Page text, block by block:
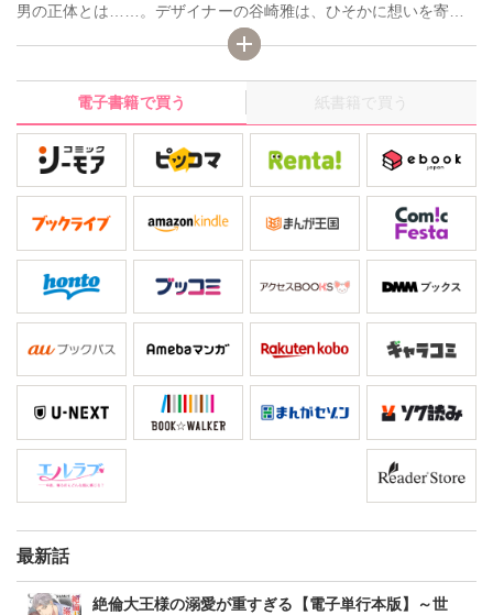
男の正体とは……。デザイナーの谷崎雅は、ひそかに想いを寄せ
ている先輩に恋人がいるという噂を耳にする。失恋のショックで
酒も進み、「いっそのこと地球なんて滅んでしまえー！」とその
場のノリで叫んだ。その瞬間、突如目の前に羽の生えた大王と名
乗る男が現れて…！？ 願いを取り下げる代わりに身を差しだせ
と命令されてしまう！！嫌なはずなのに、大王様の指でナカを突
きまわされたアソコはきゅぅっと感じてしまい、蜜が溢れて止ま
らないっ…！
電子書籍で買う 紙書籍で買う
最新話
絶倫大王様の溺愛が重すぎる【電子単行本版】～世